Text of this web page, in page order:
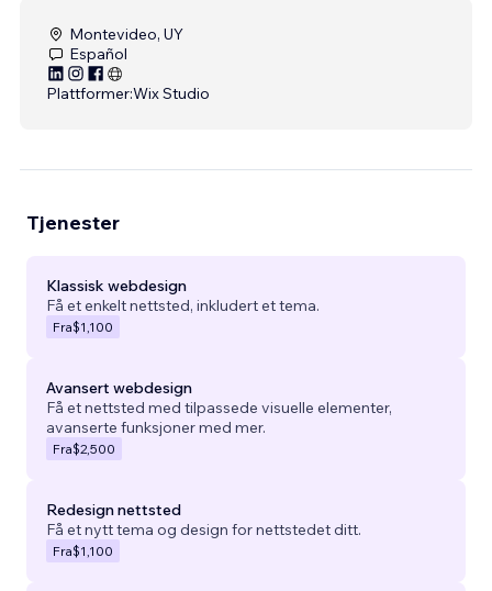
Montevideo, UY
Español
Plattformer:Wix Studio
Tjenester
Klassisk webdesign
Få et enkelt nettsted, inkludert et tema.
Fra$1,100
Avansert webdesign
Få et nettsted med tilpassede visuelle elementer,
avanserte funksjoner med mer.
Fra$2,500
Redesign nettsted
Få et nytt tema og design for nettstedet ditt.
Fra$1,100